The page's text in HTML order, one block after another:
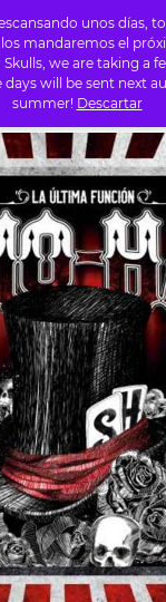
unos días,
mandaremos el
we are taking a
will be sent next
summer! Descartar
0
RAP/ SHO-HAI – LA